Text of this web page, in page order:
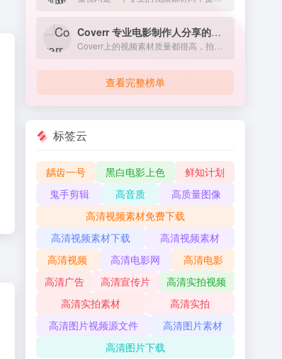
Coverr 专业电影制作人分享的免费商用视频素材
查看完整榜单
标签云
龋齿一号 黑白电影上色
鲜知计划
鬼手剪辑
高音质
高质量图像
高清视频素材免费下载
高清视频素材下载
高清视频素材
高清视频
高清电影网
高清电影
高清广告
高清宣传片
高清实拍视频
高清实拍素材
高清实拍
高清图片视频源文件
高清图片素材
高清图片下载